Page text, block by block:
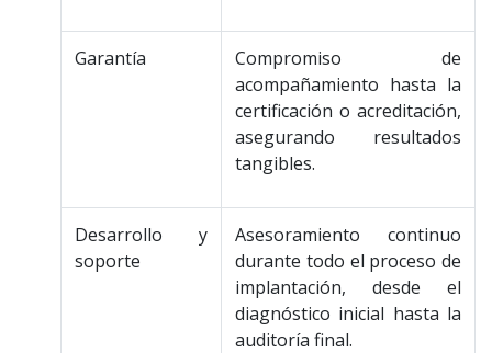
Garantía
Compromiso de
acompañamiento hasta la
certificación o acreditación,
asegurando resultados
tangibles.
Desarrollo y
soporte
Asesoramiento continuo
durante todo el proceso de
implantación, desde el
diagnóstico inicial hasta la
auditoría final.